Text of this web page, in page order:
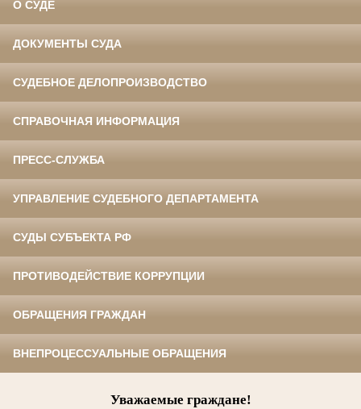
О СУДЕ
ДОКУМЕНТЫ СУДА
СУДЕБНОЕ ДЕЛОПРОИЗВОДСТВО
СПРАВОЧНАЯ ИНФОРМАЦИЯ
ПРЕСС-СЛУЖБА
УПРАВЛЕНИЕ СУДЕБНОГО ДЕПАРТАМЕНТА
СУДЫ СУБЪЕКТА РФ
ПРОТИВОДЕЙСТВИЕ КОРРУПЦИИ
ОБРАЩЕНИЯ ГРАЖДАН
ВНЕПРОЦЕССУАЛЬНЫЕ ОБРАЩЕНИЯ
Уважаемые граждане!